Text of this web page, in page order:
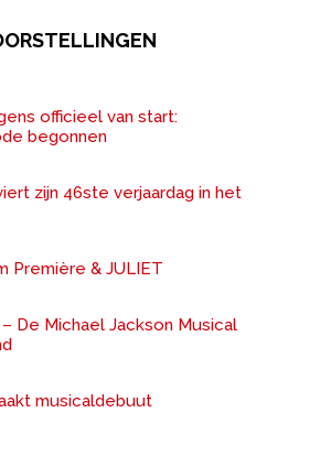
officieel van start:
begonnen
zijn 46ste verjaardag in het
Première & JULIET
De Michael Jackson Musical
musicaldebuut